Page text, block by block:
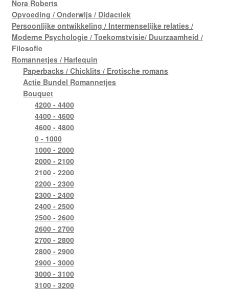
Nora Roberts
Opvoeding / Onderwijs / Didactiek
Persoonlijke ontwikkeling / Intermenselijke relaties /
Moderne Psychologie / Toekomstvisie/ Duurzaamheid /
Filosofie
Romannetjes / Harlequin
Paperbacks / Chicklits / Erotische romans
Actie Bundel Romannetjes
Bouquet
4200 - 4400
4400 - 4600
4600 - 4800
0 - 1000
1000 - 2000
2000 - 2100
2100 - 2200
2200 - 2300
2300 - 2400
2400 - 2500
2500 - 2600
2600 - 2700
2700 - 2800
2800 - 2900
2900 - 3000
3000 - 3100
3100 - 3200